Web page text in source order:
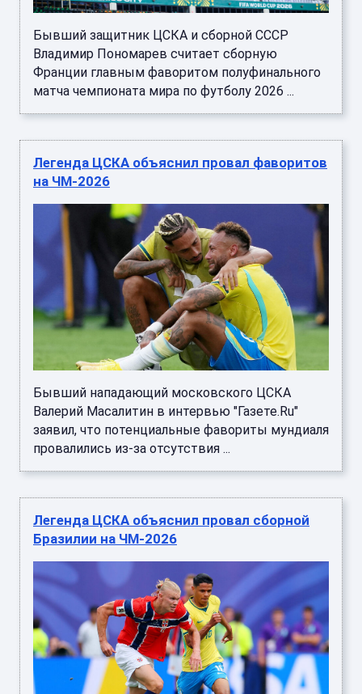
Бывший защитник ЦСКА и сборной СССР
Владимир Пономарев считает сборную
Франции главным фаворитом полуфинального
матча чемпионата мира по футболу 2026 ...
Легенда ЦСКА объяснил провал фаворитов
на ЧМ-2026
Бывший нападающий московского ЦСКА
Валерий Масалитин в интервью "Газете.Ru"
заявил, что потенциальные фавориты мундиаля
провалились из-за отсутствия ...
Легенда ЦСКА объяснил провал сборной
Бразилии на ЧМ-2026